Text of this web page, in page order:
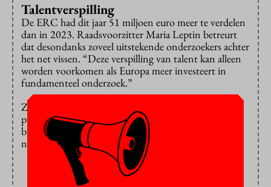
Talentverspilling
De ERC had dit jaar 51 miljoen euro meer te verdelen
dan in 2023. Raadsvoorzitter Maria Leptin betreurt
dat desondanks zoveel uitstekende onderzoekers achter
het net vissen. “Deze verspilling van talent kan alleen
worden voorkomen als Europa meer investeert in
fundamenteel onderzoek.”
Zoals het er nu naar
programma de komende drie jaar 2,1 miljard euro aan
budget inleveren, al is het laatste woord daarover nog
niet gezegd.